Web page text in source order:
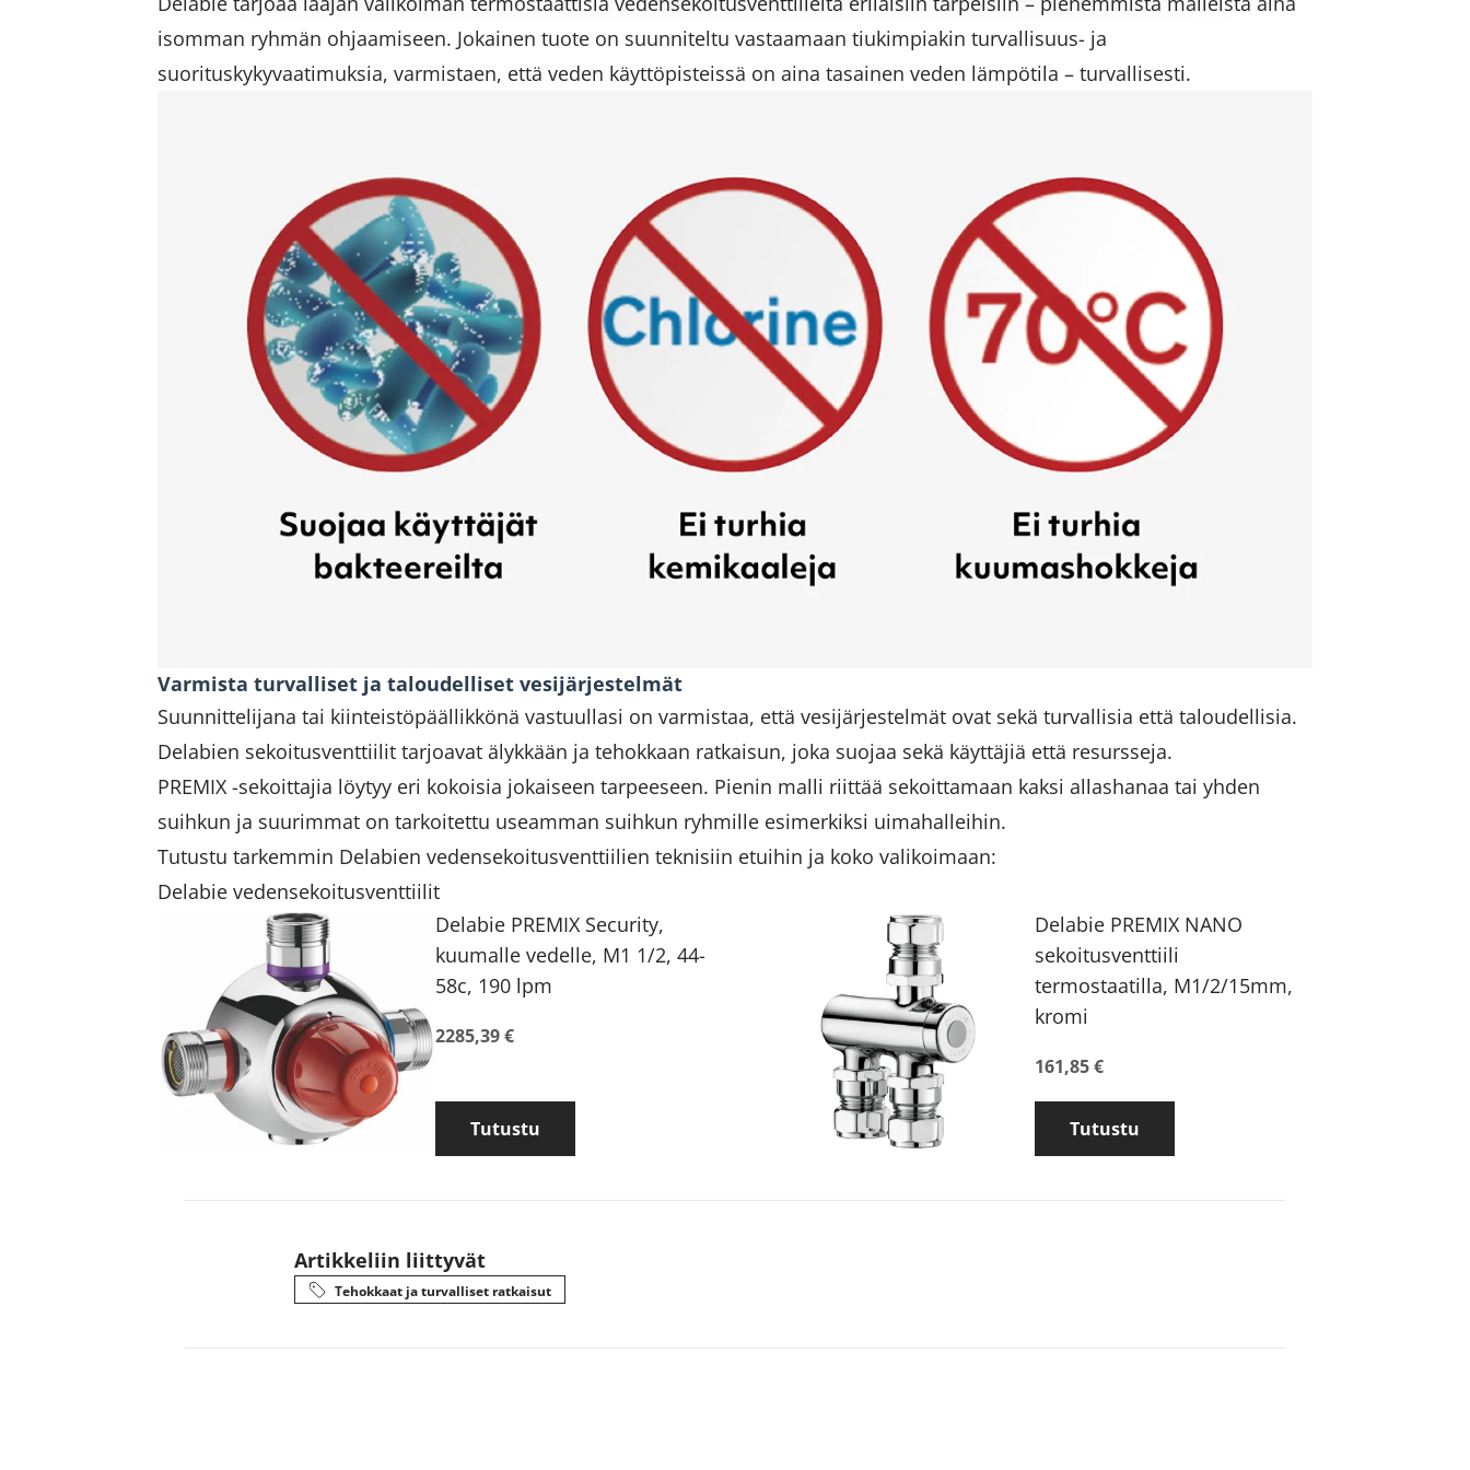
isomman ryhmän ohjaamiseen. Jokainen tuote on suunniteltu vastaamaan tiukimpiakin turvallisuus- ja
suorituskykyvaatimuksia, varmistaen, että veden käyttöpisteissä on aina tasainen veden lämpötila – turvallisesti.
Varmista turvalliset ja taloudelliset vesijärjestelmät
Suunnittelijana tai kiinteistöpäällikkönä vastuullasi on varmistaa, että vesijärjestelmät ovat sekä turvallisia että taloudellisia.
Delabien sekoitusventtiilit tarjoavat älykkään ja tehokkaan ratkaisun, joka suojaa sekä käyttäjiä että resursseja.
PREMIX -sekoittajia löytyy eri kokoisia jokaiseen tarpeeseen. Pienin malli riittää sekoittamaan kaksi allashanaa tai yhden
suihkun ja suurimmat on tarkoitettu useamman suihkun ryhmille esimerkiksi uimahalleihin.
Tutustu tarkemmin Delabien vedensekoitusventtiilien teknisiin etuihin ja koko valikoimaan:
Delabie vedensekoitusventtiilit
Delabie PREMIX Security,
kuumalle vedelle, M1 1/2, 44-
58c, 190 lpm
2285,39 €
Tutustu
Delabie PREMIX NANO
sekoitusventtiili
termostaatilla, M1/2/15mm,
kromi
161,85 €
Tutustu
Artikkeliin liittyvät
Tehokkaat ja turvalliset ratkaisut